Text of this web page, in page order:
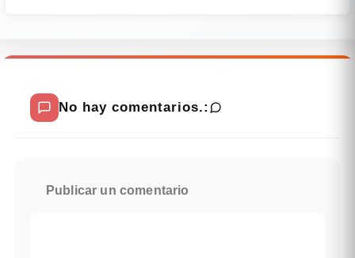
No hay comentarios.:
Publicar un comentario